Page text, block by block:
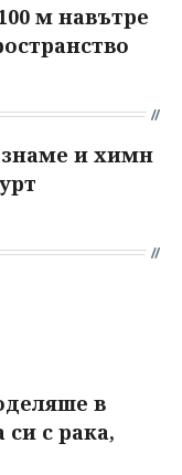
м навътре
знаме и химн
в
с рака,